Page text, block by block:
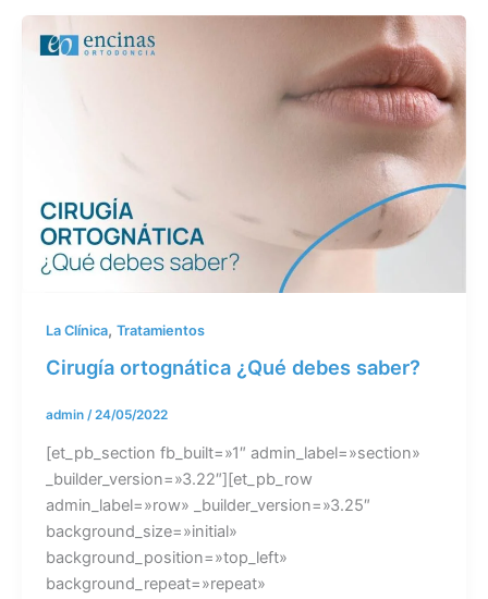
La Clínica, Tratamientos
Cirugía ortognática ¿Qué debes saber?
admin /24/05/2022
[et_pb_section fb_built=»1″ admin_label=»section»
_builder_version=»3.22″][et_pb_row
admin_label=»row» _builder_version=»3.25″
background_size=»initial»
background_position=»top_left»
background_repeat=»repeat»